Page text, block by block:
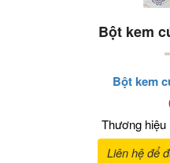
Bột kem
Bột kem
Thương hiệu
Liên hệ để